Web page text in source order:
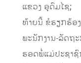
ແຂວງ ອຸດົມໄຊ;
ທ້າຍນີ້ ຂໍຮຽກຮ້ອ
ພະນັກງານ-ລັດຖ
ຮອດພໍ່ແມ່ປະຊາຊົ